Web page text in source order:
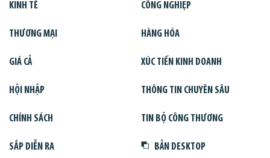
KINH TẾ CÔNG NGHIỆP
THƯƠNG MẠI HÀNG HÓA
GIÁ CẢ XÚC TIẾN KINH DOANH
HỘI NHẬP THÔNG TIN CHUYÊN SÂU
CHÍNH SÁCH TIN BỘ CÔNG THƯƠNG
SẮP DIỄN RA BẢN DESKTOP